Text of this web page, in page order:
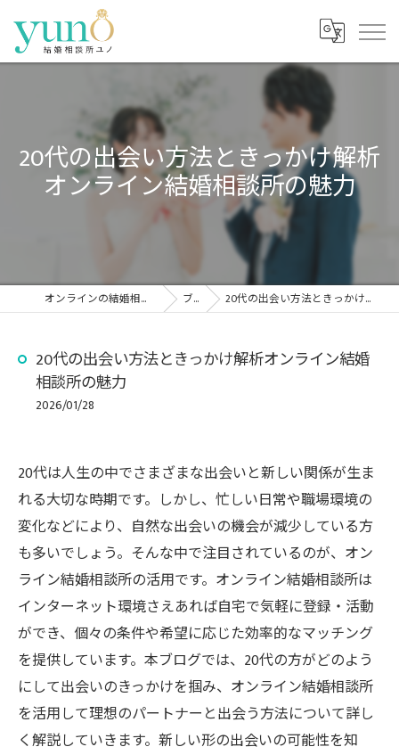
20代の出会い方法ときっかけ解析
オンライン結婚相談所の魅力
オンラインの結婚相談所なら結婚相談所ユノ ブログ 20代の出会い方法ときっかけ解析オンライン結婚相談所の魅力
20代の出会い方法ときっかけ解析オンライン結婚
相談所の魅力
2026/01/28
20代は人生の中でさまざまな出会いと新しい関係が生ま
れる大切な時期です。しかし、忙しい日常や職場環境の
変化などにより、自然な出会いの機会が減少している方
も多いでしょう。そんな中で注目されているのが、オン
ライン結婚相談所の活用です。オンライン結婚相談所は
インターネット環境さえあれば自宅で気軽に登録・活動
ができ、個々の条件や希望に応じた効率的なマッチング
を提供しています。本ブログでは、20代の方がどのよう
にして出会いのきっかけを掴み、オンライン結婚相談所
を活用して理想のパートナーと出会う方法について詳し
く解説していきます。新しい形の出会いの可能性を知